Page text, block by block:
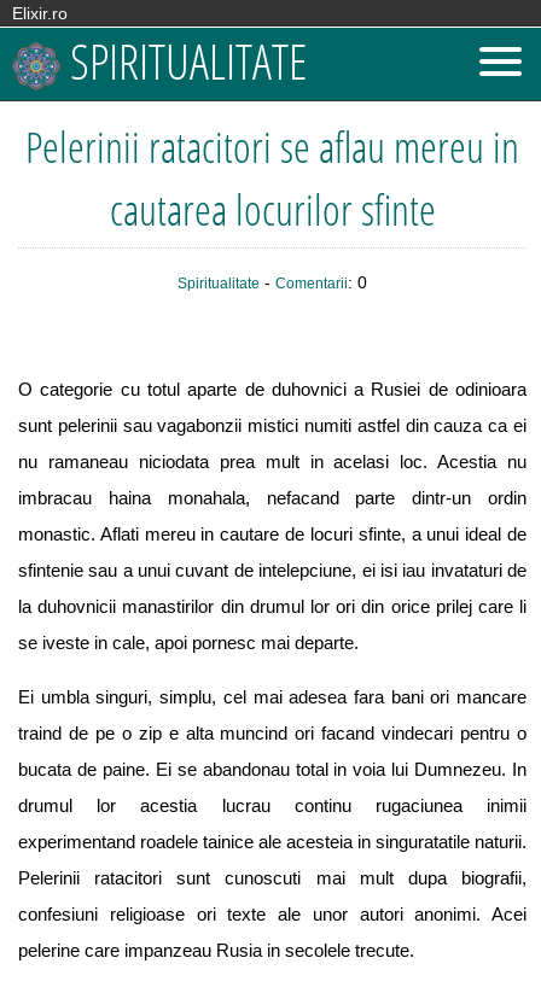
Elixir.ro
SPIRITUALITATE
Pelerinii ratacitori se aflau mereu in
cautarea locurilor sfinte
Spiritualitate -Comentarii: 0
O categorie cu totul aparte de duhovnici a Rusiei de odinioara
sunt pelerinii sau vagabonzii mistici numiti astfel din cauza ca ei
nu ramaneau niciodata prea mult in acelasi loc. Acestia nu
imbracau haina monahala, nefacand parte dintr-un ordin
monastic. Aflati mereu in cautare de locuri sfinte, a unui ideal de
sfintenie sau a unui cuvant de intelepciune, ei isi iau invataturi de
la duhovnicii manastirilor din drumul lor ori din orice prilej care li
se iveste in cale, apoi pornesc mai departe.
Ei umbla singuri, simplu, cel mai adesea fara bani ori mancare
traind de pe o zip e alta muncind ori facand vindecari pentru o
bucata de paine. Ei se abandonau total in voia lui Dumnezeu. In
drumul lor acestia lucrau continu rugaciunea inimii
experimentand roadele tainice ale acesteia in singuratatile naturii.
Pelerinii ratacitori sunt cunoscuti mai mult dupa biografii,
confesiuni religioase ori texte ale unor autori anonimi. Acei
pelerine care impanzeau Rusia in secolele trecute.